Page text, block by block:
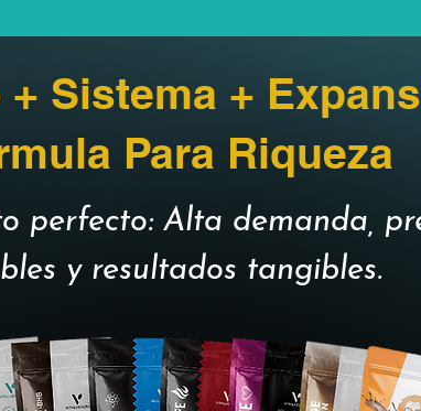
Sistema +
Para Riqueza
perfecto: Alta demanda,
y resultados tangibles.